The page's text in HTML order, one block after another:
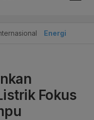
Energi
Fokus